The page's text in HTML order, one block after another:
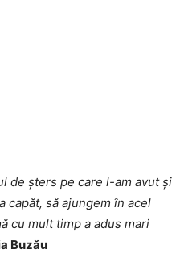
de șters pe care l-am avut și
capăt, să ajungem în acel
cu mult timp a adus mari
Buzău